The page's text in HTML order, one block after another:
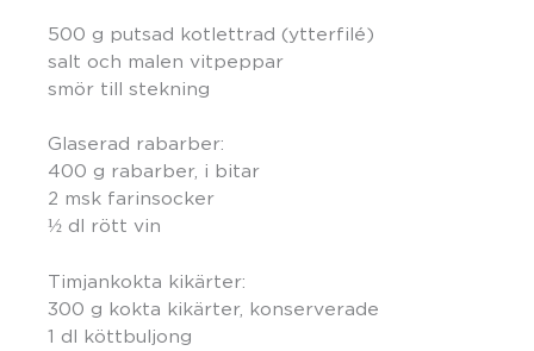
500 g putsad kotlettrad (ytterfilé)
salt och malen vitpeppar
smör till stekning
Glaserad rabarber:
400 g rabarber, i bitar
2 msk farinsocker
½ dl rött vin
Timjankokta kikärter:
300 g kokta kikärter, konserverade
1 dl köttbuljong